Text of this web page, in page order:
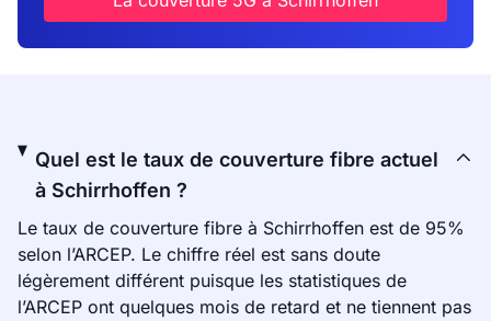
Quel est le taux de couverture fibre actuel
à Schirrhoffen ?
Le taux de couverture fibre à Schirrhoffen est de 95%
selon l’ARCEP. Le chiffre réel est sans doute
légèrement différent puisque les statistiques de
l’ARCEP ont quelques mois de retard et ne tiennent pas